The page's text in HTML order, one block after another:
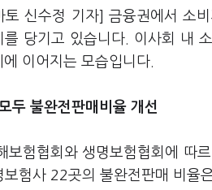
토 신수정 기자] 금융권에서 소
를 당기고 있습니다. 이사회 내
이어지는 모습입니다.
두 불완전판매비율 개선
보험협회와 생명보험협회에 따
보험사 22곳의 불완전판매 비율